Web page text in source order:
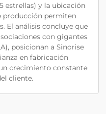
estrellas) y la ubicación
producción permiten
El análisis concluye que
con gigantes
posicionan a Sinorise
en fabricación
crecimiento constante
cliente.